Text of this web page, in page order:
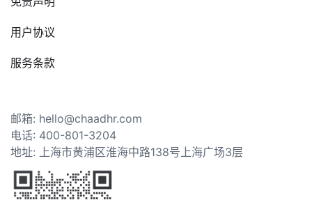
用户协议
服务条款
邮箱: hello@chaadhr.com
电话: 400-801-3204
地址: 上海市黄浦区淮海中路138号上海广场3层